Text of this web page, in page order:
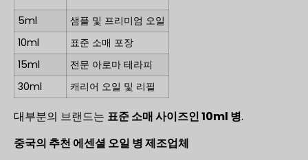
5ml
샘플 및 프리미엄 오일
10ml
표준 소매 포장
15ml
전문 아로마 테라피
30ml
캐리어 오일 및 리필
대부분의 브랜드는 표준 소매 사이즈인 10ml 병.
중국의 추천 에센셜 오일 병 제조업체